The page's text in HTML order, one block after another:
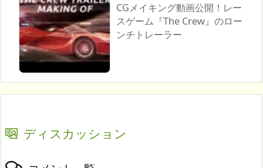
CGメイキング動画公開！レー
スゲーム『The Crew』のロー
ンチトレーラー
ディスカッション